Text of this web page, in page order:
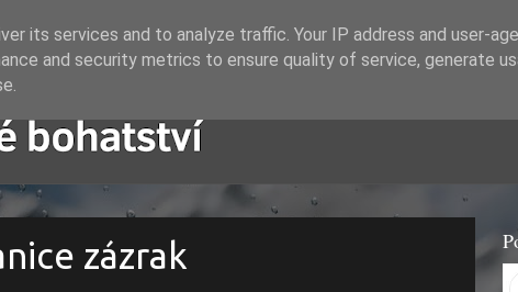
zázrak
its services and to analyze traffic. Your IP address and user-
and security metrics to ensure quality of service, generate